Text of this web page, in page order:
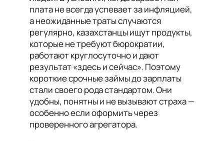
плата не всегда успевает за инфляцией,
а неожиданные траты случаются
регулярно, казахстанцы ищут продукты,
которые не требуют бюрократии,
работают круглосуточно и дают
результат «здесь и сейчас». Поэтому
короткие срочные займы до зарплаты
стали своего рода стандартом. Они
удобны, понятны и не вызывают страха —
особенно если оформить через
проверенного агрегатора.